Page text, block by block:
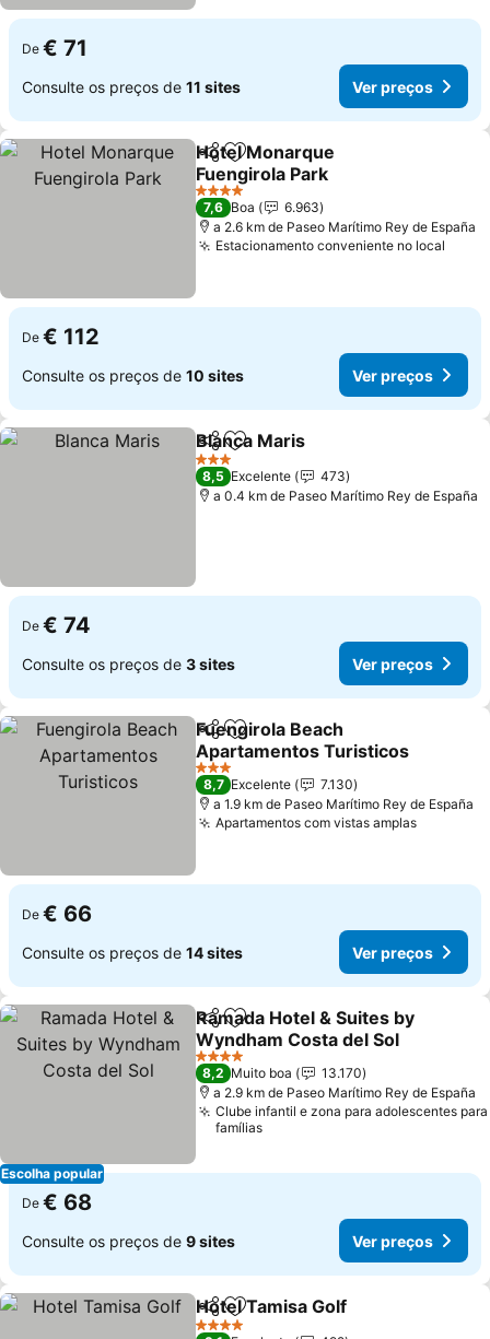
De € 71
Consulte os preços de 11 sites Ver preços
PartilharAdicionar aos favoritos
Hotel Monarque
Fuengirola Park
4 Estrelas
7,6 Boa
6.963
a 2.6 km de Paseo Marítimo Rey de España
Estacionamento conveniente no local
De € 112
Consulte os preços de 10 sites Ver preços
PartilharAdicionar aos favoritos
Blanca Maris
3 Estrelas
8,5 Excelente
473
a 0.4 km de Paseo Marítimo Rey de España
De € 74
Consulte os preços de 3 sites Ver preços
PartilharAdicionar aos favoritos
Fuengirola Beach
Apartamentos Turisticos
3 Estrelas
8,7 Excelente
7.130
a 1.9 km de Paseo Marítimo Rey de España
Apartamentos com vistas amplas
De € 66
Consulte os preços de 14 sites Ver preços
Escolha popular
PartilharAdicionar aos favoritos
Ramada Hotel & Suites by
Wyndham Costa del Sol
4 Estrelas
8,2 Muito boa
13.170
a 2.9 km de Paseo Marítimo Rey de España
Clube infantil e zona para adolescentes para
famílias
De € 68
Consulte os preços de 9 sites Ver preços
PartilharAdicionar aos favoritos
Hotel Tamisa Golf
4 Estrelas